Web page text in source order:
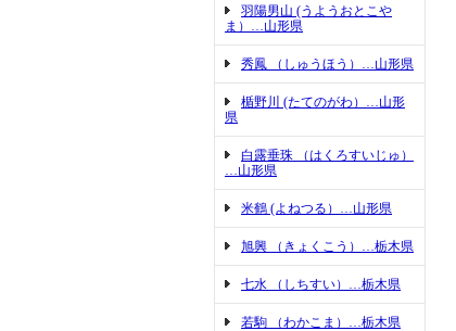
羽陽男山 (うようおとこや
ま）…山形県
秀鳳 （しゅうほう）…山形県
楯野川 (たてのがわ）…山形
県
白露垂珠 （はくろすいじゅ）
…山形県
米鶴 (よねつる）…山形県
旭興 （きょくこう）…栃木県
七水 （しちすい）…栃木県
若駒 （わかこま）…栃木県